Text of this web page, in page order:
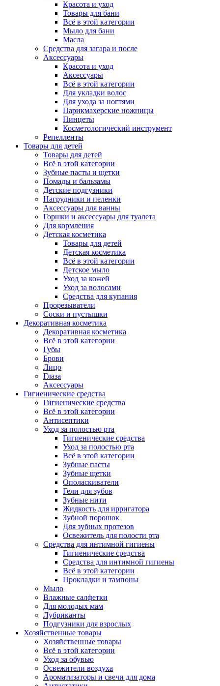
Красота и уход
Товары для бани
Всё в этой категории
Мыло для бани
Масла
Средства для загара и после
Аксессуары
Красота и уход
Аксессуары
Всё в этой категории
Для укладки волос
Для ухода за ногтями
Парикмахерские ножницы
Пинцеты
Косметологический инструмент
Репелленты
Товары для детей
Товары для детей
Всё в этой категории
Зубные пасты и щетки
Помады и бальзамы
Детские подгузники
Нагрудники и пеленки
Аксессуары для ванны
Горшки и аксессуары для туалета
Для кормления
Детская косметика
Товары для детей
Детская косметика
Всё в этой категории
Детское мыло
Уход за кожей
Уход за волосами
Средства для купания
Прорезыватели
Соски и пустышки
Декоративная косметика
Декоративная косметика
Всё в этой категории
Губы
Брови
Лицо
Глаза
Аксессуары
Гигиенические средства
Гигиенические средства
Всё в этой категории
Антисептики
Уход за полостью рта
Гигиенические средства
Уход за полостью рта
Всё в этой категории
Зубные пасты
Зубные щетки
Ополаскиватели
Гели для зубов
Зубные нити
Жидкость для ирригатора
Зубной порошок
Для зубных протезов
Освежитель для полости рта
Средства для интимной гигиены
Гигиенические средства
Средства для интимной гигиены
Всё в этой категории
Прокладки и тампоны
Мыло
Влажные салфетки
Для молодых мам
Лубриканты
Подгузники для взрослых
Хозяйственные товары
Хозяйственные товары
Всё в этой категории
Уход за обувью
Освежители воздуха
Ароматизаторы и свечи для дома